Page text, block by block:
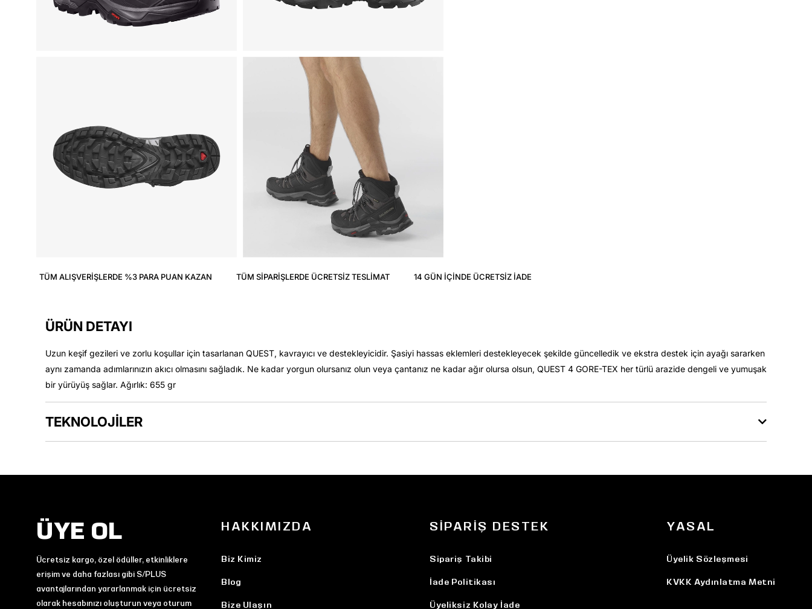
TÜM ALIŞVERIŞLERDE %3 PARA PUAN KAZAN TÜM SIPARIŞLERDE ÜCRETSIZ TESLIMAT 14 GÜN IÇINDE ÜCRETSIZ IADE
ÜRÜN DETAYI
Uzun keşif gezileri ve zorlu koşullar için tasarlanan QUEST, kavrayıcı ve destekleyicidir. Şasiyi hassas eklemleri destekleyecek şekilde güncelledik ve ekstra destek için ayağı sararken
aynı zamanda adımlarınızın akıcı olmasını sağladık. Ne kadar yorgun olursanız olun veya çantanız ne kadar ağır olursa olsun, QUEST 4 GORE-TEX her türlü arazide dengeli ve yumuşak
bir yürüyüş sağlar. Ağırlık: 655 gr
TEKNOLOJİLER
ÜYE OL
Ücretsiz kargo, özel ödüller, etkinliklere
erişim ve daha fazlası gibi S/PLUS
avantajlarından yararlanmak için ücretsiz
olarak hesabınızı oluşturun veya oturum
HAKKIMIZDA
Biz Kimiz
Blog
Bize Ulaşın
SIPARIŞ DESTEK
Sipariş Takibi
İade Politikası
Üyeliksiz Kolay İade
YASAL
Üyelik Sözleşmesi
KVKK Aydınlatma Metni